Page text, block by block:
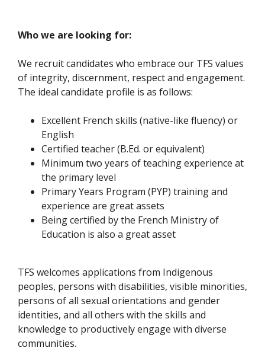
Who we are looking for:
We recruit candidates who embrace our TFS values
of integrity, discernment, respect and engagement.
The ideal candidate profile is as follows:
Excellent French skills (native-like fluency) or
English
Certified teacher (B.Ed. or equivalent)
Minimum two years of teaching experience at
the primary level
Primary Years Program (PYP) training and
experience are great assets
Being certified by the French Ministry of
Education is also a great asset
TFS welcomes applications from Indigenous
peoples, persons with disabilities, visible minorities,
persons of all sexual orientations and gender
identities, and all others with the skills and
knowledge to productively engage with diverse
communities.